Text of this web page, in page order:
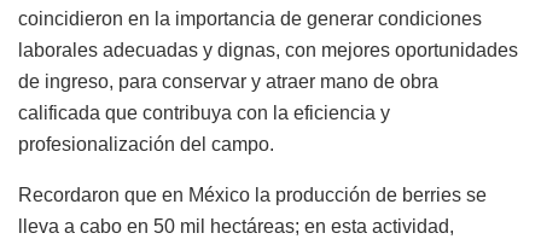
coincidieron en la importancia de generar condiciones
laborales adecuadas y dignas, con mejores oportunidades
de ingreso, para conservar y atraer mano de obra
calificada que contribuya con la eficiencia y
profesionalización del campo.
Recordaron que en México la producción de berries se
lleva a cabo en 50 mil hectáreas; en esta actividad,